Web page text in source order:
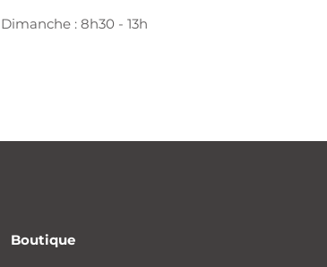
Dimanche : 8h30 - 13h
Boutique